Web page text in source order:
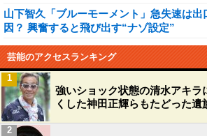
山下智久「ブルーモーメント」急失速は
因？ 興奮すると飛び出す“ナゾ設定”
芸能のアクセスランキング
強いショック状態の清水アキ
くした神田正輝らもたどった遺
1
2